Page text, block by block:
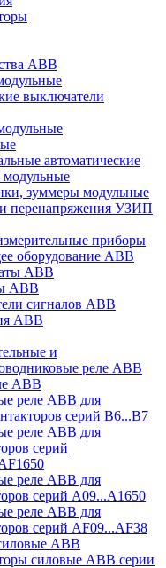
ABB
выключатели
автоматические
зуммеры модульные
перенапряжения УЗИП
приборы
оборудование ABB
ABB
ABB
сигналов ABB
ABB
и
реле ABB
ABB
реле ABB для
серий B6...B7
реле ABB для
серий
реле ABB для
серий A09...A1650
реле ABB для
серий AF09...AF38
ABB
силовые ABB серии